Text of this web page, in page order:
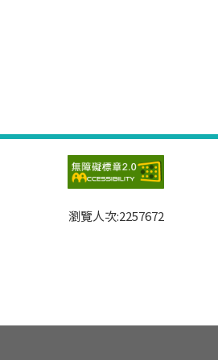
瀏覽人次:2257672